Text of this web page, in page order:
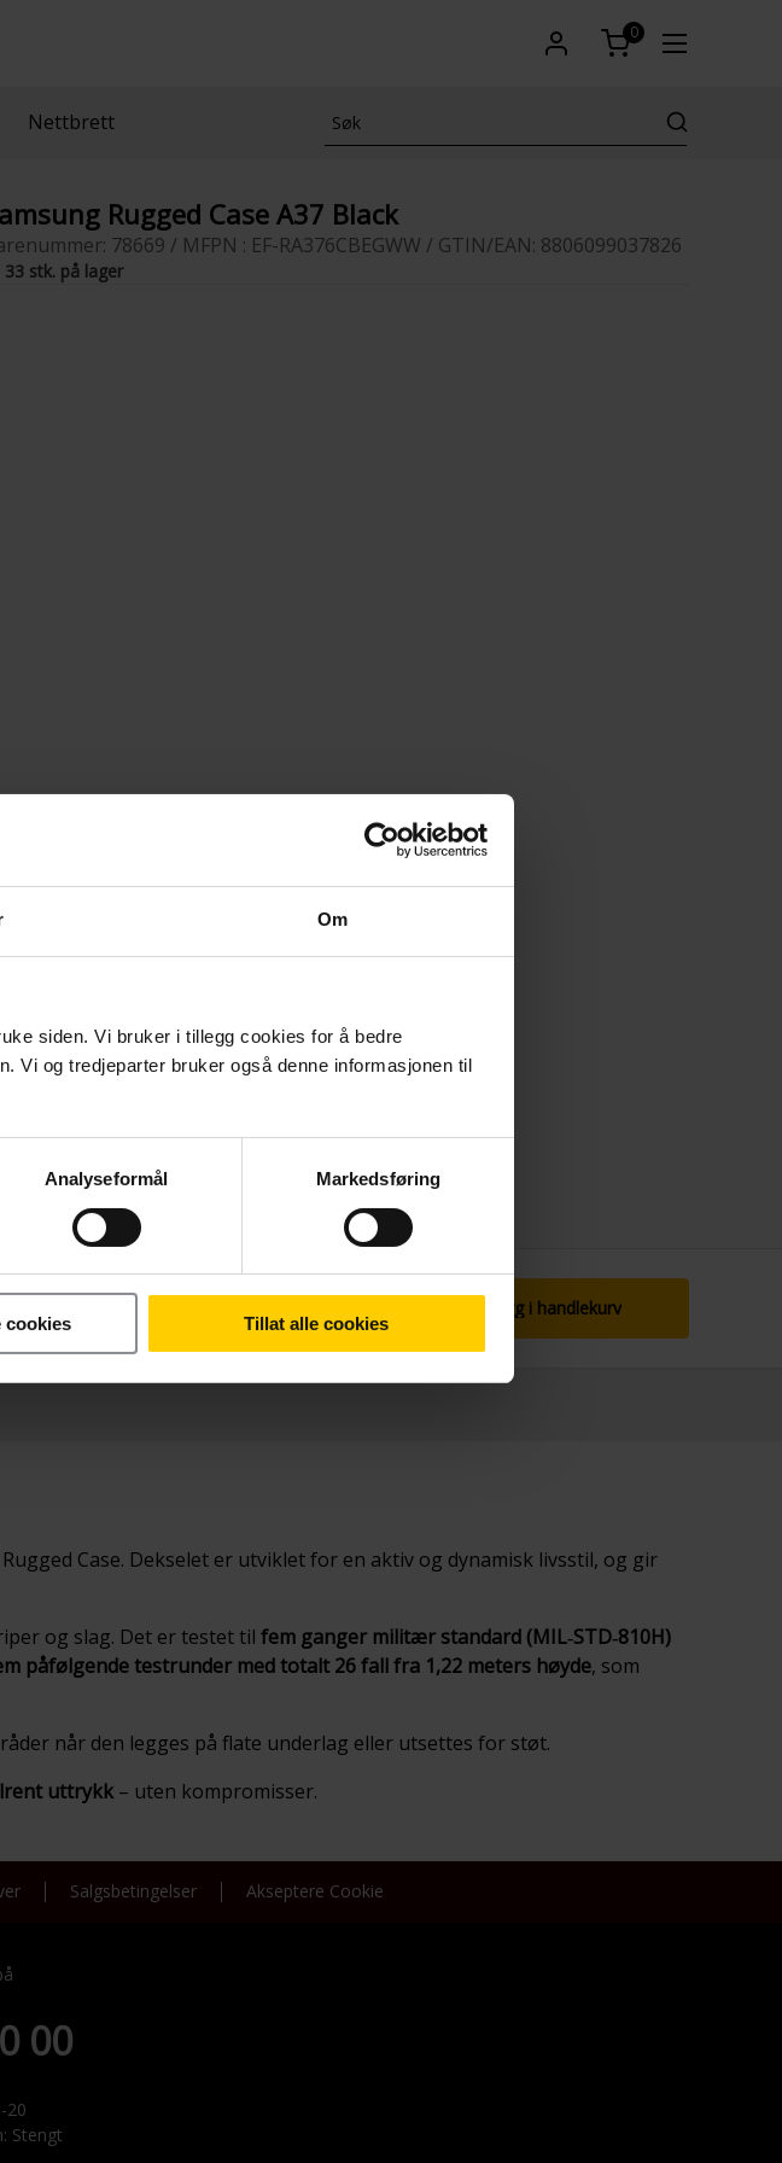
Om
siden. Vi bruker i tillegg cookies for å bedre
Vi og tredjeparter bruker også denne informasjonen til
Analyseformål Markedsføring
cookies Tillat alle cookies
0
Nettbrett
Rugged Case A37 Black
78669 / MFPN : EF-RA376CBEGWW / GTIN/EAN: 8806099037826
33 stk. på lager
Legg i handlekurv
Case. Dekselet er utviklet for en aktiv og dynamisk livsstil, og gir
og slag. Det er testet til fem ganger militær standard (MIL‑STD‑810H)
påfølgende testrunder med totalt 26 fall fra 1,22 meters høyde, som
når den legges på flate underlag eller utsettes for støt.
uttrykk – uten kompromisser.
Salgsbetingelser Akseptere Cookie
00
20
Stengt